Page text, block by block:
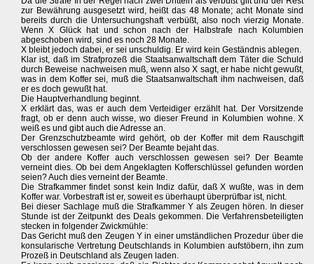
zur Bewährung ausgesetzt wird, heißt das 48 Monate; acht Monate sind
bereits durch die Untersuchungshaft verbüßt, also noch vierzig Monate.
Wenn X Glück hat und schon nach der Halbstrafe nach Kolumbien
abgeschoben wird, sind es noch 28 Monate.
X bleibt jedoch dabei, er sei unschuldig. Er wird kein Geständnis ablegen.
Klar ist, daß im Strafprozeß die Staatsanwaltschaft dem Täter die Schuld
durch Beweise nachweisen muß, wenn also X sagt, er habe nicht gewußt,
was in dem Koffer sei, muß die Staatsanwaltschaft ihm nachweisen, daß
er es doch gewußt hat.
Die Hauptverhandlung beginnt.
X erklärt das, was er auch dem Verteidiger erzählt hat. Der Vorsitzende
fragt, ob er denn auch wisse, wo dieser Freund in Kolumbien wohne. X
weiß es und gibt auch die Adresse an.
Der Grenzschutzbeamte wird gehört, ob der Koffer mit dem Rauschgift
verschlossen gewesen sei? Der Beamte bejaht das.
Ob der andere Koffer auch verschlossen gewesen sei? Der Beamte
verneint dies. Ob bei dem Angeklagten Kofferschlüssel gefunden worden
seien? Auch dies verneint der Beamte.
Die Strafkammer findet sonst kein Indiz dafür, daß X wußte, was in dem
Koffer war. Vorbestraft ist er, soweit es überhaupt überprüfbar ist, nicht.
Bei dieser Sachlage muß die Strafkammer Y als Zeugen hören. In dieser
Stunde ist der Zeitpunkt des Deals gekommen. Die Verfahrensbeteiligten
stecken in folgender Zwickmühle:
Das Gericht muß den Zeugen Y in einer umständlichen Prozedur über die
konsularische Vertretung Deutschlands in Kolumbien aufstöbern, ihn zum
Prozeß in Deutschland als Zeugen laden.